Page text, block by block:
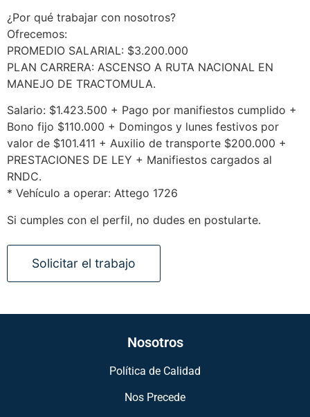
¿Por qué trabajar con nosotros?
Ofrecemos:
PROMEDIO SALARIAL: $3.200.000
PLAN CARRERA: ASCENSO A RUTA NACIONAL EN
MANEJO DE TRACTOMULA.
Salario: $1.423.500 + Pago por manifiestos cumplido +
Bono fijo $110.000 + Domingos y lunes festivos por
valor de $101.411 + Auxilio de transporte $200.000 +
PRESTACIONES DE LEY + Manifiestos cargados al
RNDC.
* Vehículo a operar: Attego 1726
Si cumples con el perfil, no dudes en postularte.
Nosotros
Política de Calidad
Nos Precede